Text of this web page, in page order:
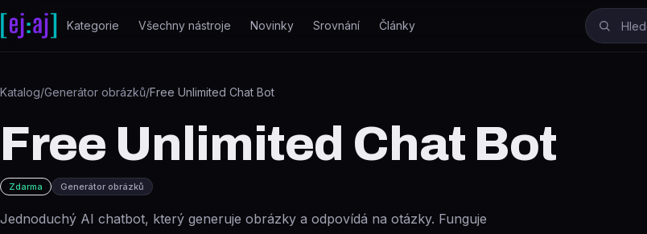
Přeskočit na obsah
Kategorie Všechny nástroje Novinky Srovnání Články
Katalog/Generátor obrázků/Free Unlimited Chat Bot
Free Unlimited Chat Bot
Zdarma Generátor obrázků
Jednoduchý AI chatbot, který generuje obrázky a odpovídá na otázky. Funguje